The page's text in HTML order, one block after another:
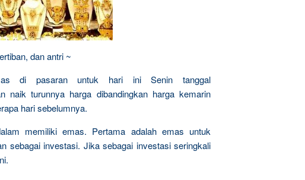
dan antri ~
di pasaran untuk hari ini Senin tanggal
naik turunnya harga dibandingkan harga kemarin
hari sebelumnya.
memiliki emas. Pertama adalah emas untuk
sebagai investasi. Jika sebagai investasi seringkali